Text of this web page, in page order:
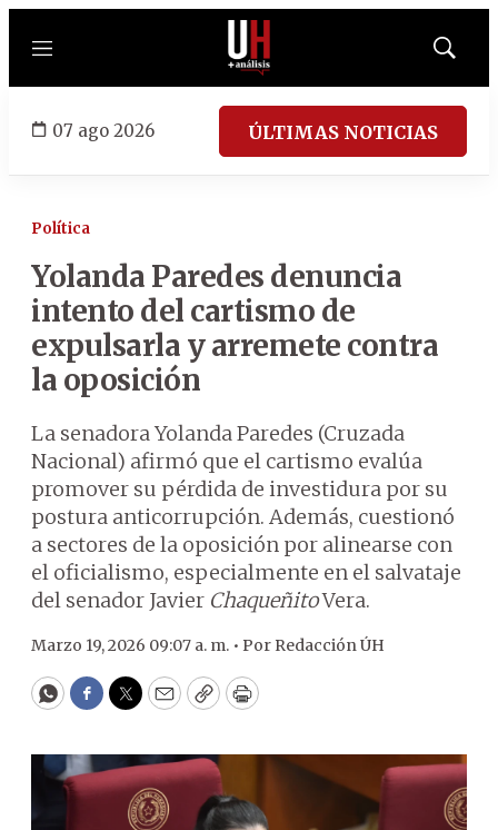
Menú
Mostrar
07 ago 2026 ÚLTIMAS NOTICIAS
Política
Yolanda Paredes denuncia
intento del cartismo de
expulsarla y arremete contra
la oposición
La senadora Yolanda Paredes (Cruzada
Nacional) afirmó que el cartismo evalúa
promover su pérdida de investidura por su
postura anticorrupción. Además, cuestionó
a sectores de la oposición por alinearse con
el oficialismo, especialmente en el salvataje
del senador Javier ChaqueñitoVera.
Marzo 19, 2026 09:07 a. m. • Por Redacción ÚH
WhatsApp
Facebook
Twitter
EmailCopyPrint